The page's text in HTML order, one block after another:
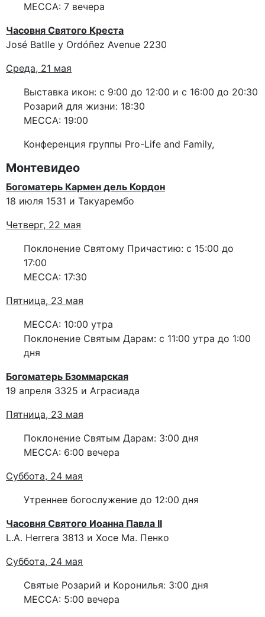
МЕССА: 7 вечера
Часовня Святого Креста
José Batlle y Ordóñez Avenue 2230
Среда, 21 мая
Выставка икон: с 9:00 до 12:00 и с 16:00 до 20:30
Розарий для жизни: 18:30
МЕССА: 19:00
Конференция группы Pro-Life and Family,
Монтевидео
Богоматерь Кармен дель Кордон
18 июля 1531 и Такуарембо
Четверг, 22 мая
Поклонение Святому Причастию: с 15:00 до
17:00
МЕССА: 17:30
Пятница, 23 мая
МЕССА: 10:00 утра
Поклонение Святым Дарам: с 11:00 утра до 1:00
дня
Богоматерь Бзоммарская
19 апреля 3325 и Аграсиада
Пятница, 23 мая
Поклонение Святым Дарам: 3:00 дня
МЕССА: 6:00 вечера
Суббота, 24 мая
Утреннее богослужение до 12:00 дня
Часовня Святого Иоанна Павла II
L.A. Herrera 3813 и Хосе Ма. Пенко
Суббота, 24 мая
Святые Розарий и Коронилья: 3:00 дня
МЕССА: 5:00 вечера